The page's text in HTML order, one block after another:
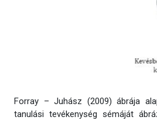
Forray – Juhász (2009) ábrája
tanulási tevékenység sémáját